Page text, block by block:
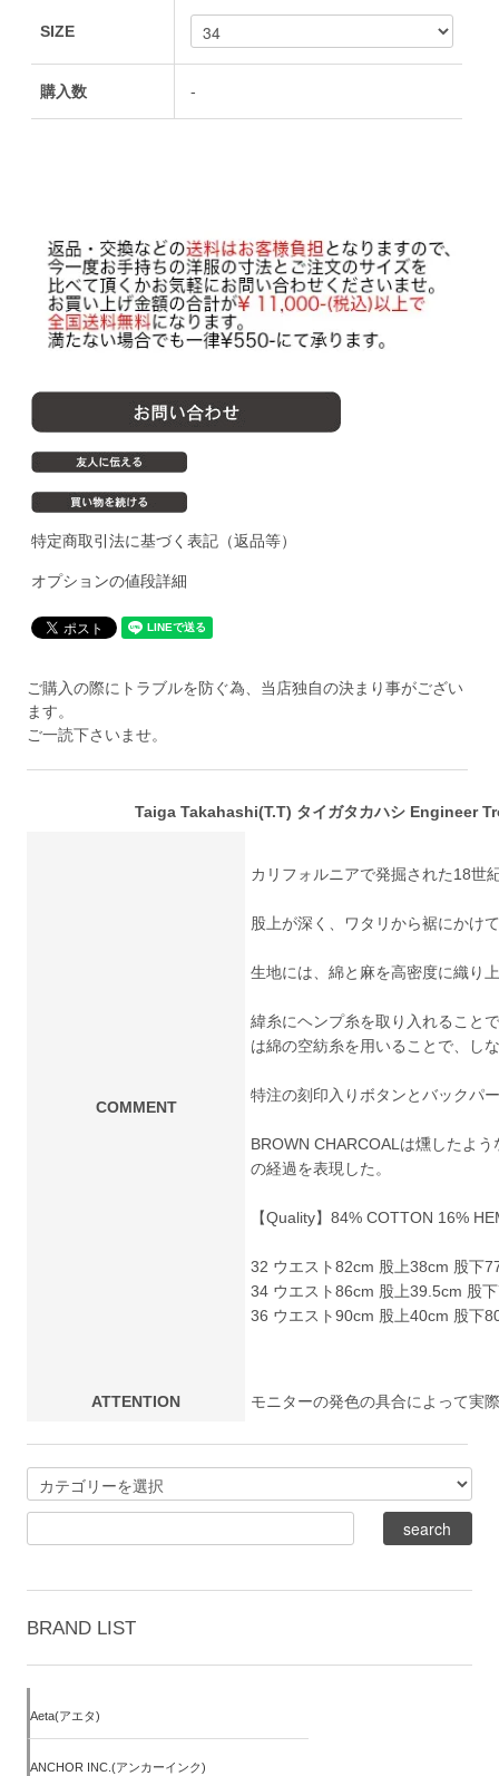
SIZE
購入数 -
特定商取引法に基づく表記（返品等）
オプションの値段詳細
ご購入の際にトラブルを防ぐ為、当店独自の決まり事がござい
ます。
ご一読下さいませ。
Taiga Takahashi(T.T) タイガタカハシ Engineer
COMMENT
カリフォルニアで発掘された18世
股上が深く、ワタリから裾にかけ
生地には、綿と麻を高密度に織り
緯糸にヘンプ糸を取り入れること
は綿の空紡糸を用いることで、し
特注の刻印入りボタンとバックパ
BROWN CHARCOALは燻したよ
の経過を表現した。
【Quality】84% COTTON 16%
32 ウエスト82cm 股上38cm 股下
34 ウエスト86cm 股上39.5cm 股
36 ウエスト90cm 股上40cm 股下
ATTENTION モニターの発色の具合によって実
BRAND LIST
Aeta(アエタ)
ANCHOR INC.(アンカーインク)